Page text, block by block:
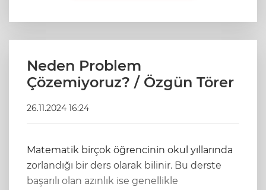
Neden Problem
Çözemiyoruz? / Özgün Törer
26.11.2024 16:24
Matematik birçok öğrencinin okul yıllarında
zorlandığı bir ders olarak bilinir. Bu derste
başarılı olan azınlık ise genellikle